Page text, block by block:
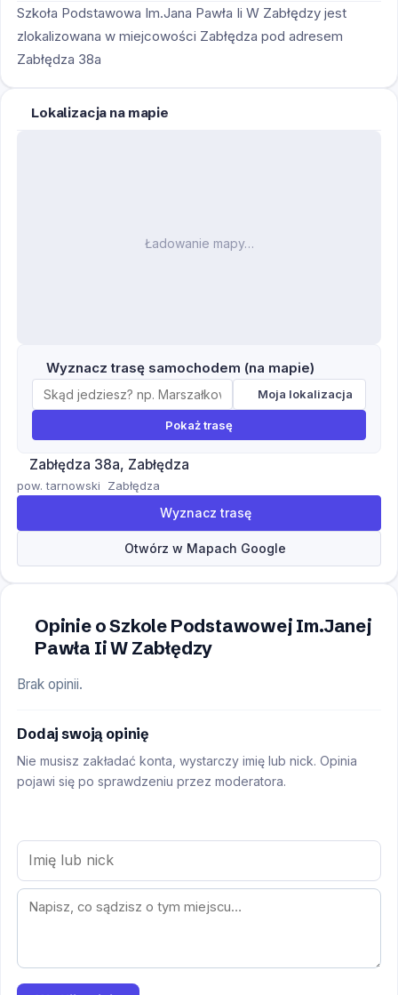
Szkoła Podstawowa Im.Jana Pawła Ii W Zabłędzy jest
zlokalizowana w miejcowości Zabłędza pod adresem
Zabłędza 38a
Lokalizacja na mapie
Ładowanie mapy…
Wyznacz trasę samochodem (na mapie)
Moja lokalizacja
Pokaż trasę
Zabłędza 38a, Zabłędza
pow. tarnowski Zabłędza
Wyznacz trasę
Otwórz w Mapach Google
Opinie o Szkole Podstawowej Im.Janej
Pawła Ii W Zabłędzy
Brak opinii.
Dodaj swoją opinię
Nie musisz zakładać konta, wystarczy imię lub nick. Opinia
pojawi się po sprawdzeniu przez moderatora.